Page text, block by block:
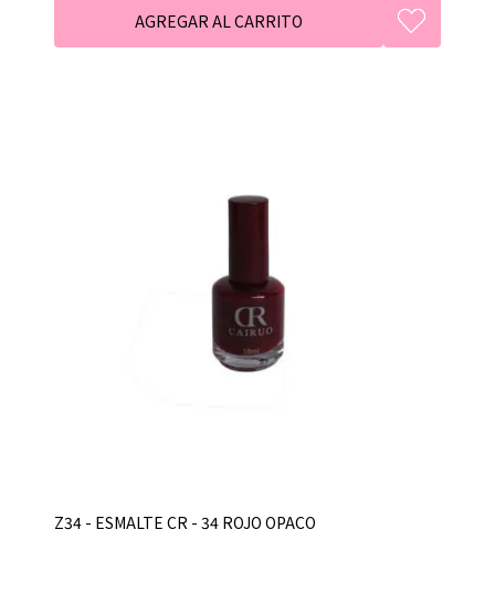
Z34 - ESMALTE CR - 34 ROJO OPACO